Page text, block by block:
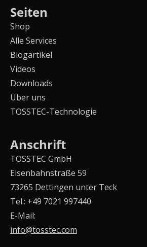
Seiten
Shop
Alle Services
Blogartikel
Videos
Downloads
Über uns
TOSSTEC-Technologie
Anschrift
TOSSTEC GmbH
Eisenbahnstraße 59
73265 Dettingen unter Teck
Tel.: +49 7021 997440
E-Mail:
info@tosstec.com